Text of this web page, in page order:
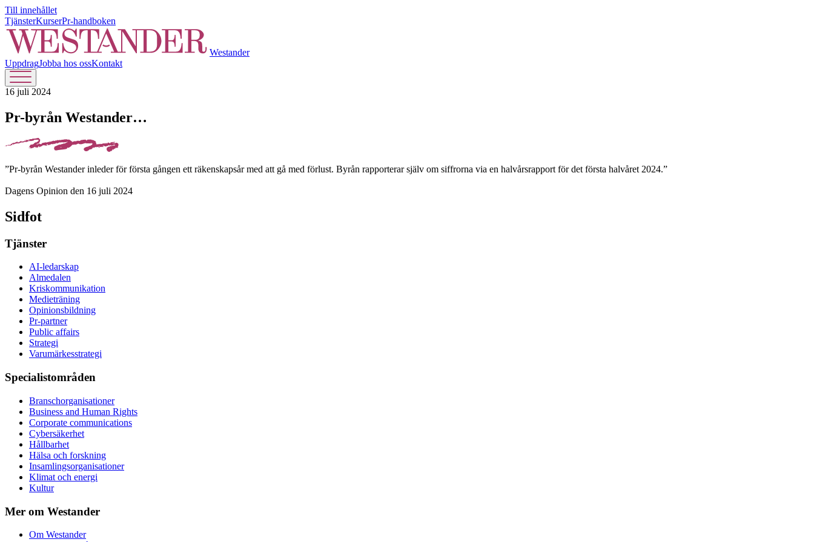
Till innehållet
TjänsterKurserPr-handboken
Westander
UppdragJobba hos ossKontakt
16 juli 2024
Pr-byrån Westander…
”Pr-byrån Westander inleder för första gången ett räkenskapsår med att gå med förlust. Byrån rapporterar själv om siffrorna via en halvårsrapport för det första halvåret 2024.”
Dagens Opinion den 16 juli 2024
Sidfot
Tjänster
AI-ledarskap
Almedalen
Kris­kommunikation
Medieträning
Opinionsbildning
Pr-partner
Public affairs
Strategi
Varumärkesstrategi
Specialistområden
Branschorganisationer
Business and Human Rights
Corporate communications
Cybersäkerhet
Hållbarhet
Hälsa och forskning
Insamlingsorganisationer
Klimat och energi
Kultur
Mer om Westander
Om Westander